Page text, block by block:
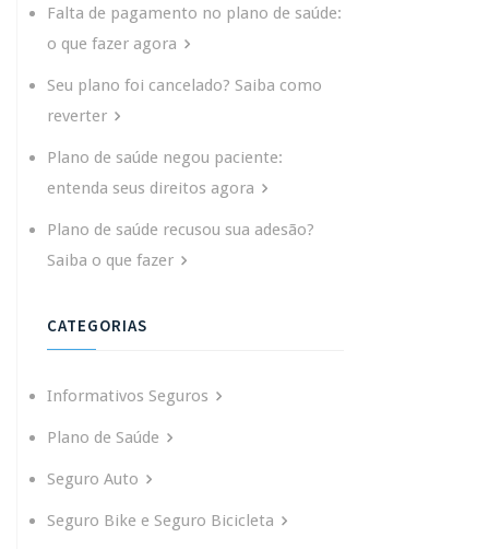
Falta de pagamento no plano de saúde:
o que fazer agora
Seu plano foi cancelado? Saiba como
reverter
Plano de saúde negou paciente:
entenda seus direitos agora
Plano de saúde recusou sua adesão?
Saiba o que fazer
CATEGORIAS
Informativos Seguros
Plano de Saúde
Seguro Auto
Seguro Bike e Seguro Bicicleta